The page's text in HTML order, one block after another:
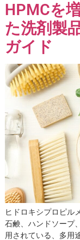
HPMCを
た洗剤製
ガイド
ヒドロキシプロピル
石鹸、ハンドソープ
用されている、多用